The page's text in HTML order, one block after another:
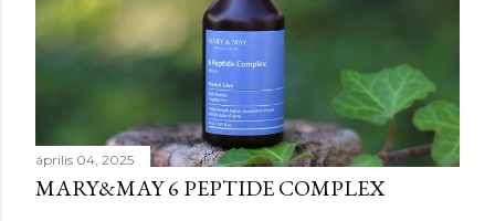
április 04, 2025
MARY&MAY 6 PEPTIDE COMPLEX